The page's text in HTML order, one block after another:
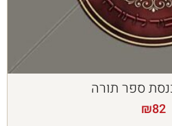
ספר תורה
₪82